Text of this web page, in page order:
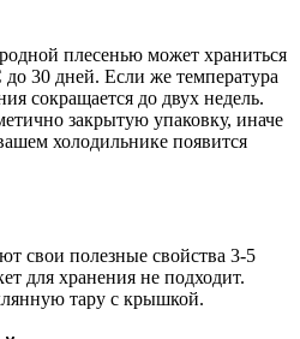
плесенью может храниться
до 30 дней. Если же температура
сокращается до двух недель.
закрытую упаковку, иначе
холодильнике появится
свои полезные свойства 3-5
для хранения не подходит.
тару с крышкой.